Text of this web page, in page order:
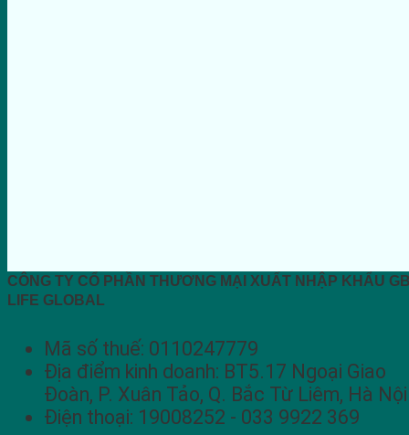
CÔNG TY CỔ PHẦN THƯƠNG MẠI XUẤT NHẬP KHẨU
LIFE GLOBAL
Mã số thuế: 0110247779
Địa điểm kinh doanh: BT5.17 Ngoại Giao
Đoàn, P. Xuân Tảo, Q. Bắc Từ Liêm, Hà Nội
Điện thoại: 19008252 - 033 9922 369